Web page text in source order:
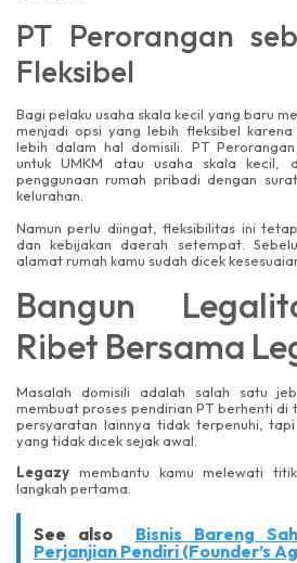
PT Perorangan
Fleksibel
Bagi pelaku usaha skala kecil yang baru
menjadi opsi yang lebih fleksibel karena
lebih dalam hal domisili. PT
untuk UMKM atau usaha skala kecil,
penggunaan rumah pribadi dengan
kelurahan.
Namun perlu diingat, fleksibilitas ini
dan kebijakan daerah setempat.
alamat rumah kamu sudah dicek
Bangun
Ribet Bersama
Masalah domisili adalah salah satu
membuat proses pendirian PT berhenti di
persyaratan lainnya tidak terpenuhi,
yang tidak dicek sejak awal.
Legazy membantu kamu melewati
langkah pertama.
See also
Bisnis Bareng
Perjanjian Pendiri (Founder’s